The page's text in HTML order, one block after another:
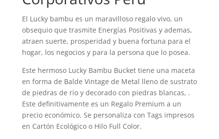
El Lucky bambu es un maravilloso regalo vivo, un
obsequio que trasmite Energías Positivas y ademas,
atraen suerte, prosperidad y buena fortuna para el
hogar, los negocios y para la persona que lo posea.
Este hermoso Lucky Bambu Bucket tiene una maceta
en forma de Balde Vintage de Metal lleno de sustrato
de piedras de rio y decorado con piedras blancas, .
Este definitivamente es un Regalo Premium a un
precio económico. Se personaliza con Tags impresos
en Cartón Ecológico o Hilo Full Color.